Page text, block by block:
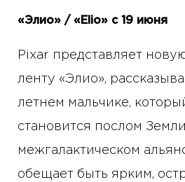
«Элио» / «Elio» с 19 июня
Pixar представляет
ленту «Элио»,
летнем мальчике,
становится послом
межгалактическом
обещает быть ярким,